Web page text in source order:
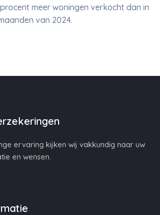
meer woningen verkocht dan in
van 2024.
ervaring kijken wij vakkundig naar uw
en wensen.